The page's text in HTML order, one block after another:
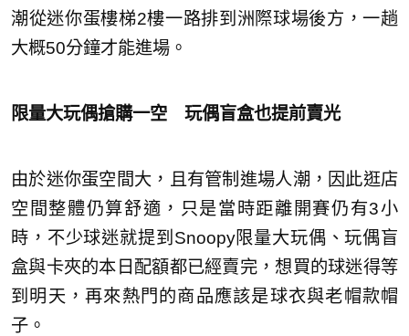
潮從迷你蛋樓梯2樓一路排到洲際球場後方，一趟
大概50分鐘才能進場。
限量大玩偶搶購一空 玩偶盲盒也提前賣光
由於迷你蛋空間大，且有管制進場人潮，因此逛店
空間整體仍算舒適，只是當時距離開賽仍有3小
時，不少球迷就提到Snoopy限量大玩偶、玩偶盲
盒與卡夾的本日配額都已經賣完，想買的球迷得等
到明天，再來熱門的商品應該是球衣與老帽款帽
子。